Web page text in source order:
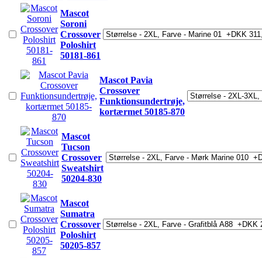
Mascot
Soroni
Crossover
Poloshirt
50181-861
Mascot Pavia
Crossover
Funktionsundertrøje,
kortærmet 50185-870
Mascot
Tucson
Crossover
Sweatshirt
50204-830
Mascot
Sumatra
Crossover
Poloshirt
50205-857